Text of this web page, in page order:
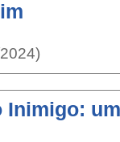
Inimigo: